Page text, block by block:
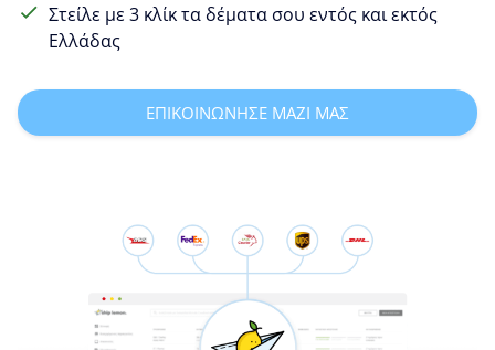
Στείλε με 3 κλίκ τα δέματα σου εντός και εκτός
Ελλάδας
ΕΠΙΚΟΙΝΩΝΗΣΕ ΜΑΖΙ ΜΑΣ